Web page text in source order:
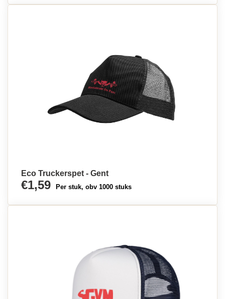
Eco Truckerspet - Gent
€1,59 Per stuk, obv 1000 stuks